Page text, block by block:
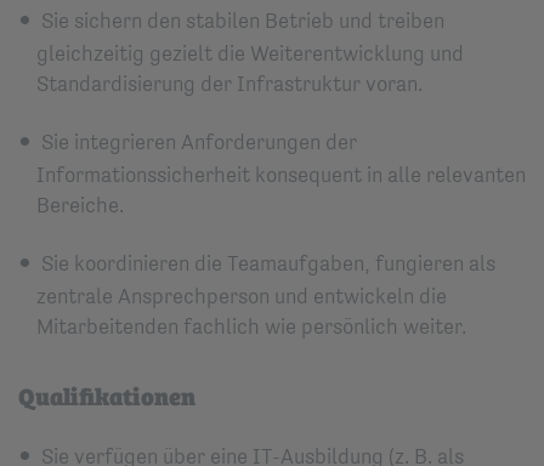
Sie sichern den stabilen Betrieb und treiben
gleichzeitig gezielt die Weiterentwicklung und
Standardisierung der Infrastruktur voran.
Sie integrieren Anforderungen der
Informationssicherheit konsequent in alle relevanten
Bereiche.
Sie koordinieren die Teamaufgaben, fungieren als
zentrale Ansprechperson und entwickeln die
Mitarbeitenden fachlich wie persönlich weiter.
Qualifikationen
Sie verfügen über eine IT-Ausbildung (z. B. als